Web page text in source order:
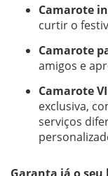
Camarote
curtir o
Camarote
amigos e
Camarote
exclusiva,
serviços